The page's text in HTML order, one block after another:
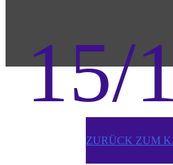
15/
ZURÜCK ZUM